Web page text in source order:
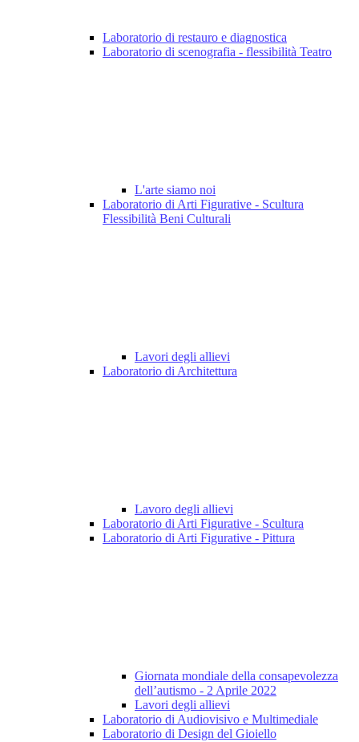
Laboratorio di restauro e diagnostica
Laboratorio di scenografia - flessibilità Teatro
L'arte siamo noi
Laboratorio di Arti Figurative - Scultura
Flessibilità Beni Culturali
Lavori degli allievi
Laboratorio di Architettura
Lavoro degli allievi
Laboratorio di Arti Figurative - Scultura
Laboratorio di Arti Figurative - Pittura
Giornata mondiale della consapevolezza
dell’autismo - 2 Aprile 2022
Lavori degli allievi
Laboratorio di Audiovisivo e Multimediale
Laboratorio di Design del Gioiello